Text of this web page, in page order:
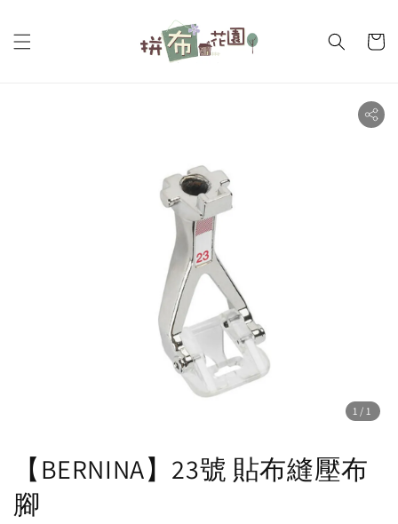
1 /1
【BERNINA】23號 貼布縫壓布
腳